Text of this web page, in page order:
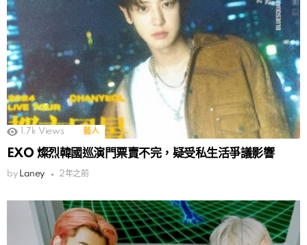
1.7k Views 藝人
EXO 燦烈韓國巡演門票賣不完，疑受私生活爭議影響
by Laney 2年之前